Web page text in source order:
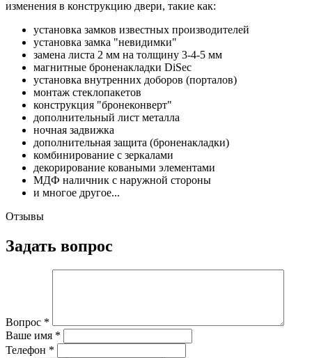
изменения в конструкцию двери, такие как:
установка замков известных производителей
установка замка "невидимки"
замена листа 2 мм на толщину 3-4-5 мм
магнитные броненакладки DiSec
установка внутренних доборов (порталов)
монтаж стеклопакетов
конструкция "бронеконверт"
дополнительный лист металла
ночная задвижка
дополнительная защита (броненакладки)
комбинирование с зеркалами
декорирование коваными элементами
МДФ наличник с наружной стороны
и многое другое...
Отзывы
Задать вопрос
Вопрос *
Ваше имя *
Телефон *